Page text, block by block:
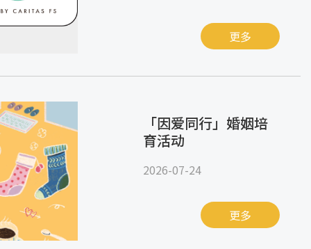
更多
「因爱同行」婚姻培
育活动
2026-07-24
更多